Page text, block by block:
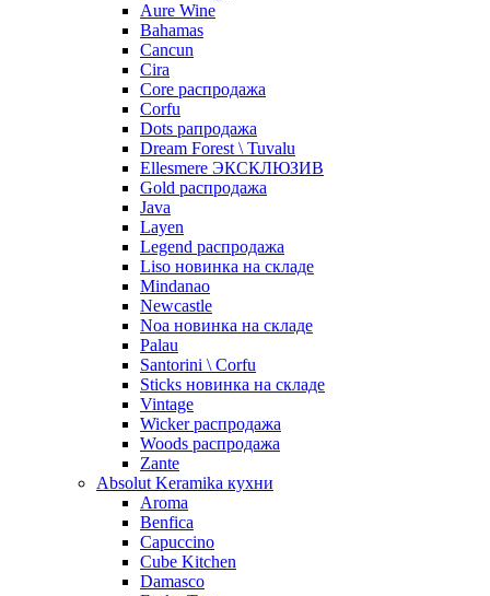
Aure Wine
Bahamas
Cancun
Cira
Core распродажа
Corfu
Dots рапродажа
Dream Forest \ Tuvalu
Ellesmere ЭКСКЛЮЗИВ
Gold распродажа
Java
Layen
Legend распродажа
Liso новинка на складе
Mindanao
Newcastle
Noa новинка на складе
Palau
Santorini \ Corfu
Sticks новинка на складе
Vintage
Wicker распродажа
Woods распродажа
Zante
Absolut Keramika кухни
Aroma
Benfica
Capuccino
Cube Kitchen
Damasco